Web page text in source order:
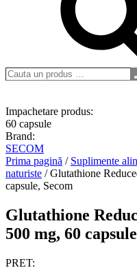
Cauta
…
Impachetare produs:
60 capsule
Brand:
SECOM
Prima pagină / Suplimente
naturiste / Glutathione
capsule, Secom
Glutathione
500 mg, 60
PRET: